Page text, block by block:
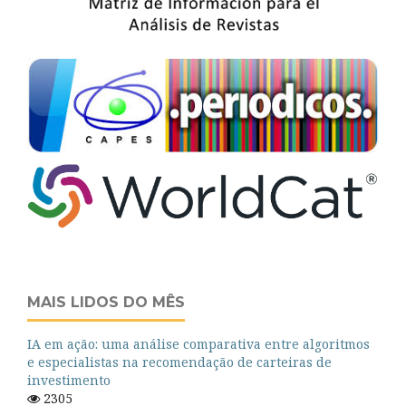
MAIS LIDOS DO MÊS
IA em ação: uma análise comparativa entre algoritmos
e especialistas na recomendação de carteiras de
investimento
2305